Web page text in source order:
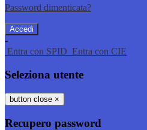
Password dimenticata?
-
Entra con SPID Entra con CIE
Seleziona utente
button close ×
Recupero password